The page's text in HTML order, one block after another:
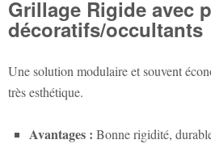
Grillage Rigide avec
décoratifs/occultants
Une solution modulaire et souvent
très esthétique.
Avantages : Bonne rigidité,